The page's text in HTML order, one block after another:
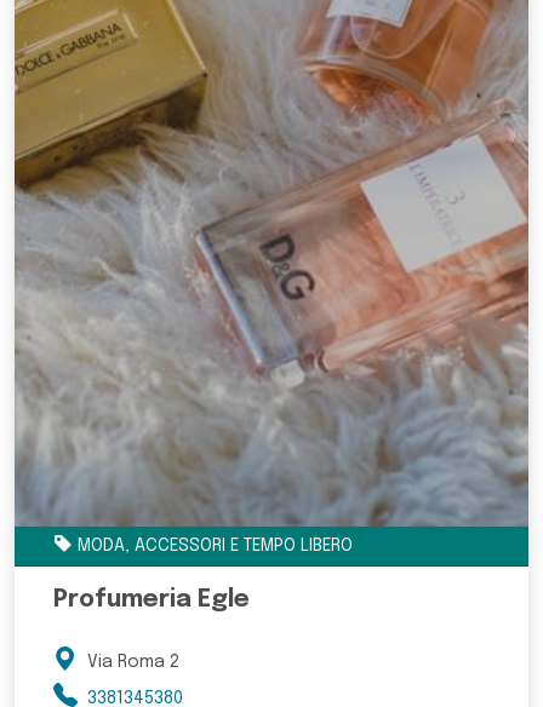
MODA, ACCESSORI E TEMPO LIBERO
Profumeria Egle
Via Roma 2
3381345380